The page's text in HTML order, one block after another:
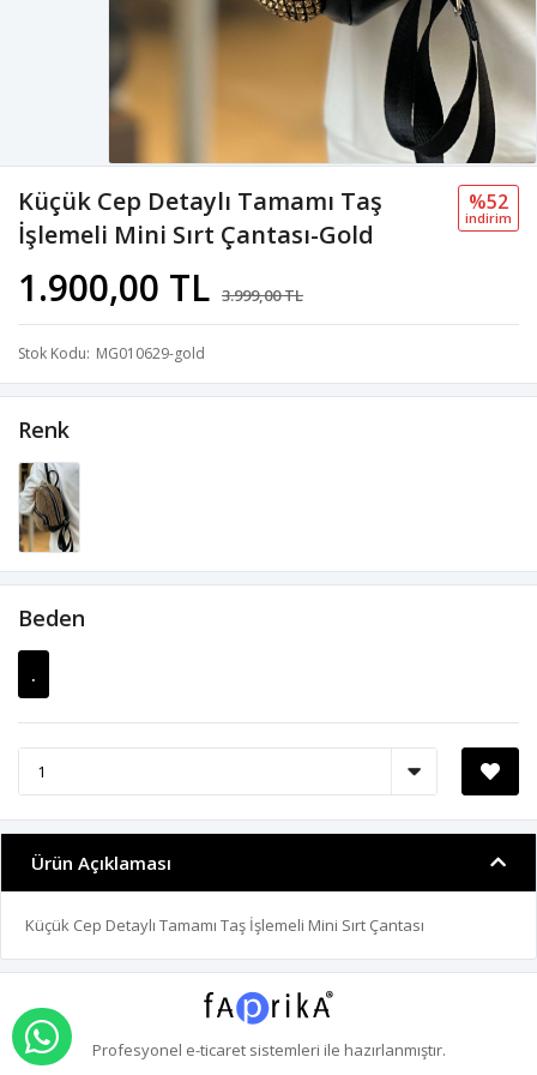
Küçük Cep Detaylı Tamamı Taş
İşlemeli Mini Sırt Çantası-Gold
1.900,00 TL 3.999,00 TL
%52
i̇ndi̇ri̇m
Stok Kodu MG010629-gold
Renk
Beden
.
Ürün Açıklaması
Küçük Cep Detaylı Tamamı Taş İşlemeli Mini Sırt Çantası
Profesyonel e-ticaretsistemleri ile hazırlanmıştır.